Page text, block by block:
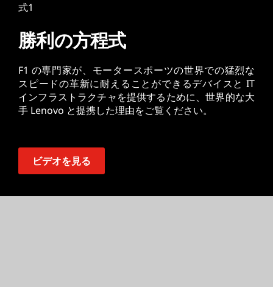
式1
勝利の方程式
F1 の専門家が、モータースポーツの世界での猛烈な
スピードの革新に耐えることができるデバイスと IT
インフラストラクチャを提供するために、世界的な大
手 Lenovo と提携した理由をご覧ください。
ビデオを見る